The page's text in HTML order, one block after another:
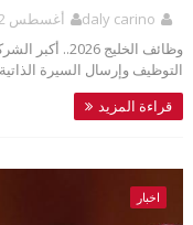
daly carino
أغسطس 02, 2026
وظائف الخليج
التوظيف وإرسال السيرة
قراءة المزيد
اخبار